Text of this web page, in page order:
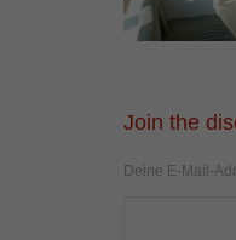
Join the
Deine E-Mail-